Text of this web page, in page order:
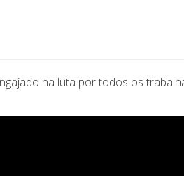
na luta por todos os